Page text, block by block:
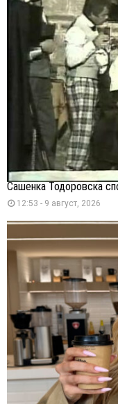
Сашенка Тодоровска
12:53 - 9 август, 2026